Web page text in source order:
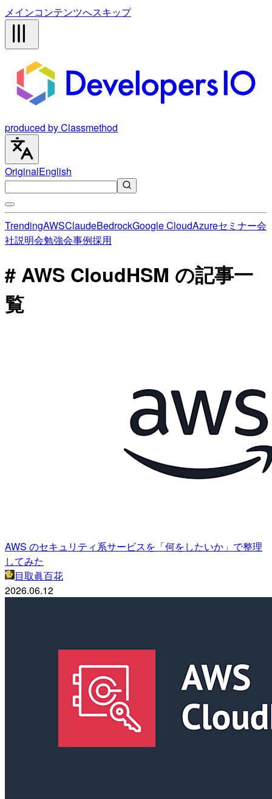
メインコンテンツへスキップ
produced by Classmethod
OriginalEnglish
TrendingAWSClaudeBedrockGoogle CloudAzureセミナー会
社説明会勉強会事例採用
# AWS CloudHSM の記事一
覧
AWS のセキュリティ系サービスを「何をしたいか」で整理
してみた
目取眞百花
2026.06.12